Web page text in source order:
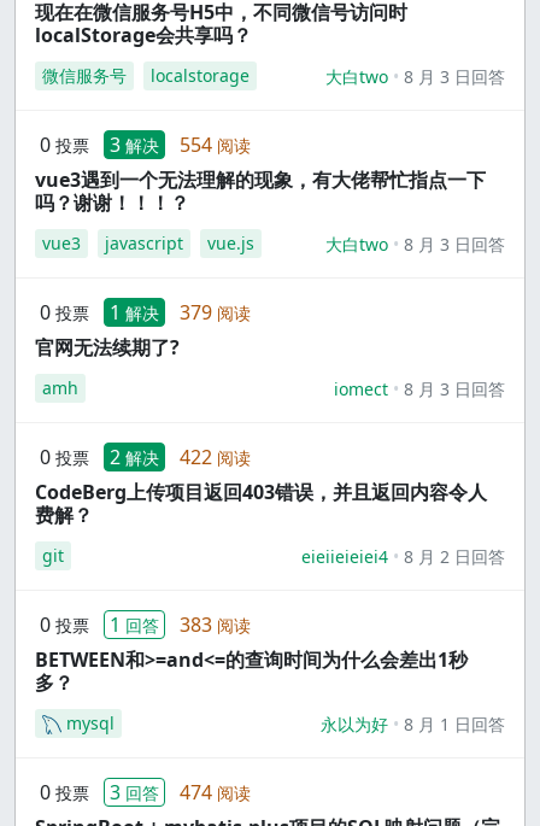
现在在微信服务号H5中，不同微信号访问时
localStorage会共享吗？
微信服务号 localstorage 大白two 8 月 3 日回答
0 投票 3 解决 554 阅读
vue3遇到一个无法理解的现象，有大佬帮忙指点一下
吗？谢谢！！！？
vue3 javascript vue.js 大白two 8 月 3 日回答
0 投票 1 解决 379 阅读
官网无法续期了?
amh iomect 8 月 3 日回答
0 投票 2 解决 422 阅读
CodeBerg上传项目返回403错误，并且返回内容令人
费解？
git eieiieieiei4 8 月 2 日回答
0 投票 1 回答 383 阅读
BETWEEN和>=and<=的查询时间为什么会差出1秒
多？
mysql 永以为好 8 月 1 日回答
0 投票 3 回答 474 阅读